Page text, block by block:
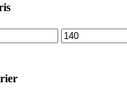
Max
pris